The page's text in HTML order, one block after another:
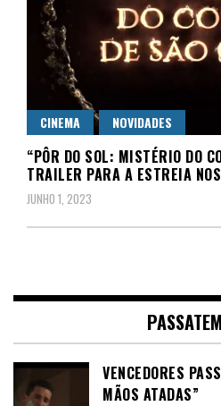
CINEMA NOVIDADES
“PÔR DO SOL: MISTÉRIO DO
TRAILER PARA A ESTREIA
JUNHO 1, 2023
VENCEDORES
MÃOS ATADAS”